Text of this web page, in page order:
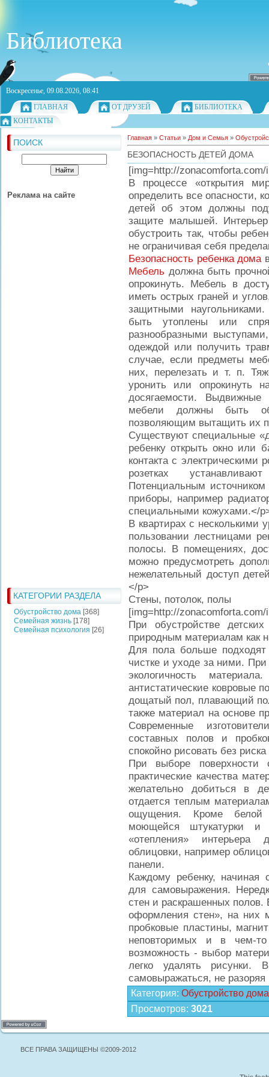
Библиотека
Воскресенье, 09.08.2026, 08:41
ГЛАВНАЯ
ОТ ДРУЗЕЙ
БИБЛИОТЕКА
КОНТАКТЫ
ПОИСК
Реклама на сайте
КАТЕГОРИИ РАЗДЕЛА
Обустройство дома [368]
Семейная жизнь [178]
Семейная психология [26]
Главная » Статьи » Дом и Семья »
БЕЗОПАСНОСТЬ ДЕТЕЙ ДОМА
[img=http://
В процессе «открытия
определить все опасности,
детей об этом должны
защите малышей.
обустроить так, чтобы
не ограничивая себя
Безопасность ребенка домав
Мебель должна быть
опрокинуть. Мебель в
иметь острых граней и
защитными
быть утоплены или
разнообразными
одеждой или получить
случае, если предметы
них, перелезать и т. п.
уронить или опрокинуть
досягаемости.
мебели должны быть
позволяющим вытащить их
Существуют специальные
ребенку открыть окно или
контакта с электрическими
розетках
Потенциальным
приборы, например
специальными кожухами.</
В квартирах с несколькими
пользовании лестницами
полосы. В помещениях,
можно предусмотреть
нежелательный доступ
</p>
Стены, потолок, полы
[img=http://
При обустройстве
природным материалам как
Для пола больше
чистке и уходе за ними. При
экологичность
антистатические ковровые
дощатый пол, плавающий
также материал на основе
Современные
составных полов и
спокойно рисовать без
При выборе поверхности
практические качества
желательно добиться в
отдается теплым
ощущения. Кроме белой
моющейся штукатурки
«отепления» интерьера
облицовки, например
панели.
Каждому ребенку, начиная
для самовыражения.
стен и раскрашенных полов.
оформления стен», на них
пробковые пластины,
неповторимых и в чем-то
возможность - выбор
легко удалять рисунки.
самовыражаться, не
Категория: Обустройство дома
Просмотров: 3021
ВСЕ ПРАВА ЗАЩИЩЕНЫ ©2009-2012